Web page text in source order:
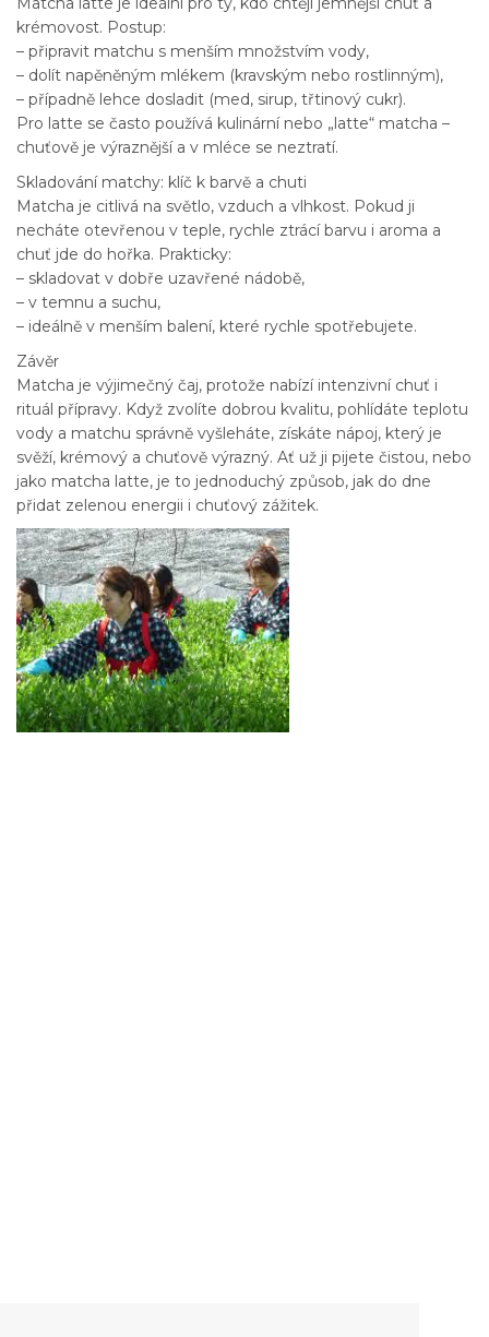
krémovost. Postup:
– připravit matchu s menším množstvím vody,
– dolít napěněným mlékem (kravským nebo rostlinným),
– případně lehce dosladit (med, sirup, třtinový cukr).
Pro latte se často používá kulinární nebo „latte“ matcha –
chuťově je výraznější a v mléce se neztratí.
Skladování matchy: klíč k barvě a chuti
Matcha je citlivá na světlo, vzduch a vlhkost. Pokud ji
necháte otevřenou v teple, rychle ztrácí barvu i aroma a
chuť jde do hořka. Prakticky:
– skladovat v dobře uzavřené nádobě,
– v temnu a suchu,
– ideálně v menším balení, které rychle spotřebujete.
Závěr
Matcha je výjimečný čaj, protože nabízí intenzivní chuť i
rituál přípravy. Když zvolíte dobrou kvalitu, pohlídáte teplotu
vody a matchu správně vyšleháte, získáte nápoj, který je
svěží, krémový a chuťově výrazný. Ať už ji pijete čistou, nebo
jako matcha latte, je to jednoduchý způsob, jak do dne
přidat zelenou energii i chuťový zážitek.